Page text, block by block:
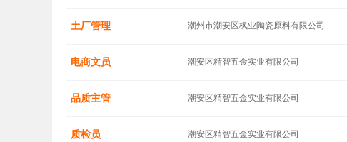
土厂管理 潮州市潮安区枫业陶瓷原料有限公司
电商文员 潮安区精智五金实业有限公司
品质主管 潮安区精智五金实业有限公司
质检员 潮安区精智五金实业有限公司